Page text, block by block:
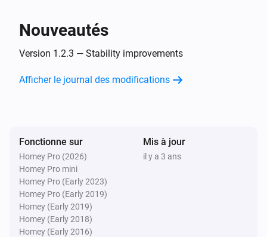
Set temperature setting
(measured temp)
Nibe
Nouveautés
Version 1.2.3 — Stability improvements
Afficher le journal des modifications
Fonctionne sur
Homey Pro (2026)
Homey Pro mini
Homey Pro (Early 2023)
Homey Pro (Early 2019)
Homey (Early 2019)
Homey (Early 2018)
Homey (Early 2016)
Mis à jour
il y a 3 ans